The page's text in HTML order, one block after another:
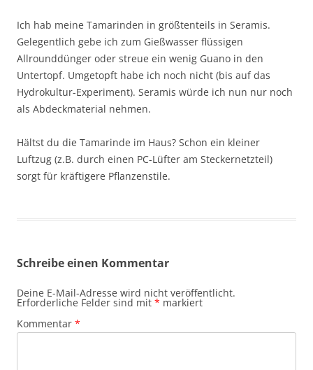
Ich hab meine Tamarinden in größtenteils in Seramis.
Gelegentlich gebe ich zum Gießwasser flüssigen
Allrounddünger oder streue ein wenig Guano in den
Untertopf. Umgetopft habe ich noch nicht (bis auf das
Hydrokultur-Experiment). Seramis würde ich nun nur noch
als Abdeckmaterial nehmen.
Hältst du die Tamarinde im Haus? Schon ein kleiner
Luftzug (z.B. durch einen PC-Lüfter am Steckernetzteil)
sorgt für kräftigere Pflanzenstile.
Schreibe einen Kommentar
Deine E-Mail-Adresse wird nicht veröffentlicht.
Erforderliche Felder sind mit * markiert
Kommentar *